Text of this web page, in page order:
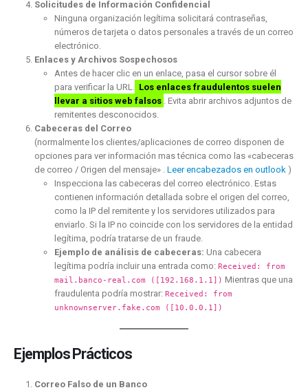
Solicitudes de Información Confidencial
Ninguna organización legítima solicitará contraseñas,
números de tarjeta o datos personales a través de un correo
electrónico.
Enlaces y Archivos Sospechosos
Antes de hacer clic en un enlace, pasa el cursor sobre él
para verificar la URL.
Los enlaces fraudulentos suelen
llevar a sitios web falsos . Evita abrir archivos adjuntos de
remitentes desconocidos.
Cabeceras del Correo
(normalmente los clientes/aplicaciones de correo disponen de
opciones para ver información mas técnica como las «cabeceras
de correo / Origen del mensaje» . Leer encabezados en outlook )
Inspecciona las cabeceras del correo electrónico. Estas
contienen información detallada sobre el origen del correo,
como la IP del remitente y los servidores utilizados para
enviarlo. Si la IP no coincide con los servidores de la entidad
legítima, podría tratarse de un fraude.
Ejemplo de análisis de cabeceras: Una cabecera
legítima podría incluir una entrada como:Received: from
mail.banco-real.com ([192.168.1.1]) Mientras que una
fraudulenta podría mostrar:Received: from
unknownserver.fake.com ([10.0.0.1])
Ejemplos Prácticos
Correo Falso de un Banco